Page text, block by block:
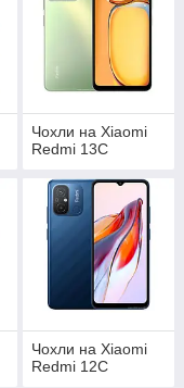
Чохли на Xiaomi
Redmi 13C
Чохли на Xiaomi
Redmi 12C